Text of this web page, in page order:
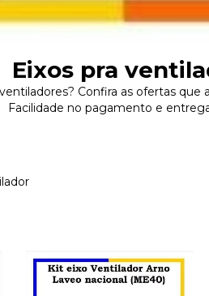
Eixos pra
Confira as ofertas que
Facilidade no pagamento e